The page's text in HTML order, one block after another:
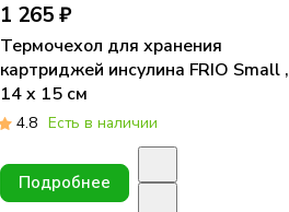
1 265 ₽
Термочехол для хранения
картриджей инсулина FRIO Small ,
14 x 15 см
4.8 Есть в наличии
Подробнее